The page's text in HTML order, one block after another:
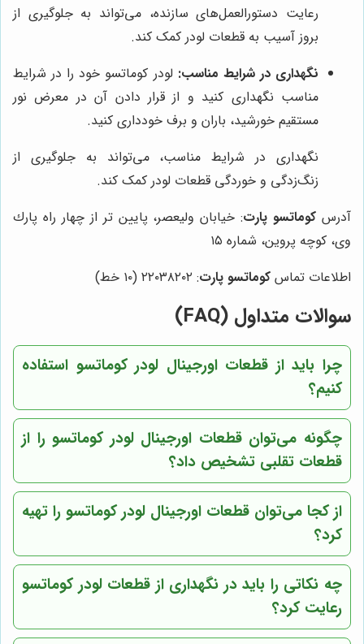
رعایت دستورالعمل‌های سازنده، می‌تواند به جلوگیری از
بروز آسیب به قطعات لودر کمک کند.
نگهداری در شرایط مناسب: لودر کوماتسو خود را در شرایط
مناسب نگهداری کنید و از قرار دادن آن در معرض نور
مستقیم خورشید، باران و برف خودداری کنید.
نگهداری در شرایط مناسب، می‌تواند به جلوگیری از
زنگ‌زدگی و خوردگی قطعات لودر کمک کند.
آدرس کوماتسو پارت: خيابان وليعصر، پايين تر از چهار راه پارك
وى، كوچه پروين، شماره ١٥
اطلاعات تماس کوماتسو پارت: ٢٢٠٣٨٢٠٢ (١٠ خط)
سوالات متداول (FAQ)
چرا باید از قطعات اورجینال لودر کوماتسو استفاده
کنیم؟
چگونه می‌توان قطعات اورجینال لودر کوماتسو را از
قطعات تقلبی تشخیص داد؟
از کجا می‌توان قطعات اورجینال لودر کوماتسو را تهیه
کرد؟
چه نکاتی را باید در نگهداری از قطعات لودر کوماتسو
رعایت کرد؟